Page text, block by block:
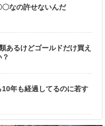
〇なの許せないんだ
あるけどゴールドだけ買え
10年も経過してるのに若す